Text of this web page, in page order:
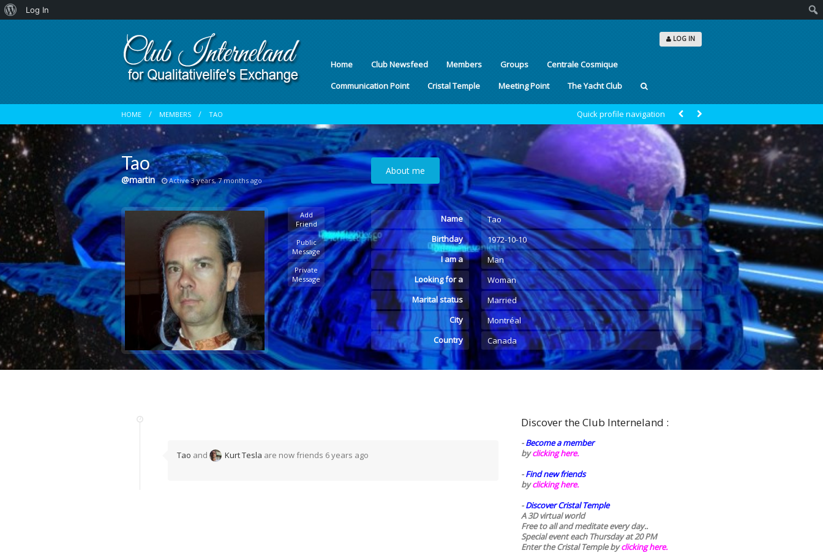
About
Log In
LOG IN
Home Club Newsfeed Members Groups
Centrale Cosmique
Communication Point
Cristal Temple Meeting Point The Yacht Club
HOME MEMBERS TAO Quick profile navigation
Tao
@martin Active 3 years, 7 months ago
Add
Friend
Public
Message
Private
Message
About me
Name
Tao
Birthday
1972-10-10
I am a
Man
Looking for a
Woman
Marital status
Married
City
Montréal
Country
Canada
Tao and Kurt Tesla are now friends 6 years ago
Discover the Club Interneland :
-Become a member
byclicking here.
-Find new friends
byclicking here.
-Discover Cristal Temple
A 3D virtual world
Free to all and meditate every day..
Special event each Thursday at 20 PM
Enter the Cristal Temple byclicking here.